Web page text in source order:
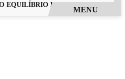
EMOCIONAL
MENU